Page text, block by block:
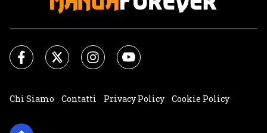
Chi Siamo Contatti Privacy Policy
Cookie Policy